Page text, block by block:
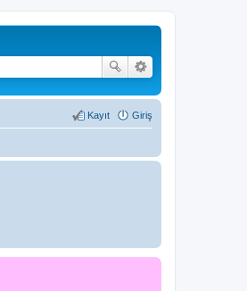
Giriş
Kayıt